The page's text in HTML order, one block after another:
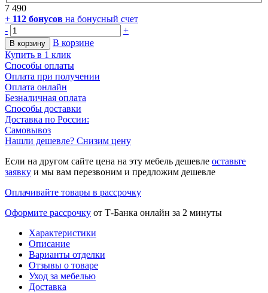
7 490
+ 112 бонусов на бонусный счет
-
+
В корзину
В корзине
Купить в 1 клик
Способы оплаты
Оплата при получении
Оплата онлайн
Безналичная оплата
Способы доставки
Доставка по России:
Самовывоз
Нашли дешевле? Снизим цену
Если на другом сайте цена на эту мебель дешевле оставьте
заявку и мы вам перезвоним и предложим дешевле
Оплачивайте товары в рассрочку
Оформите рассрочку от Т-Банка онлайн за 2 минуты
Характеристики
Описание
Варианты отделки
Отзывы о товаре
Уход за мебелью
Доставка